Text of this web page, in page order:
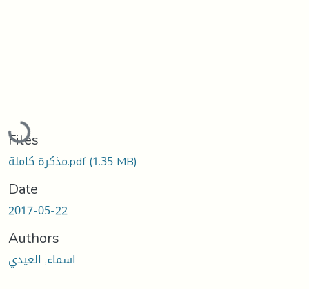
Loading...
Files
مذكرة كاملة.pdf(1.35 MB)
Date
2017-05-22
Authors
اسماء, العيدي